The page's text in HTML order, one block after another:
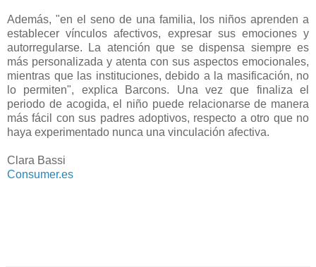
Además, "en el seno de una familia, los niños aprenden a
establecer vínculos afectivos, expresar sus emociones y
autorregularse. La atención que se dispensa siempre es
más personalizada y atenta con sus aspectos emocionales,
mientras que las instituciones, debido a la masificación, no
lo permiten", explica Barcons. Una vez que finaliza el
periodo de acogida, el niño puede relacionarse de manera
más fácil con sus padres adoptivos, respecto a otro que no
haya experimentado nunca una vinculación afectiva.
Clara Bassi
Consumer.es